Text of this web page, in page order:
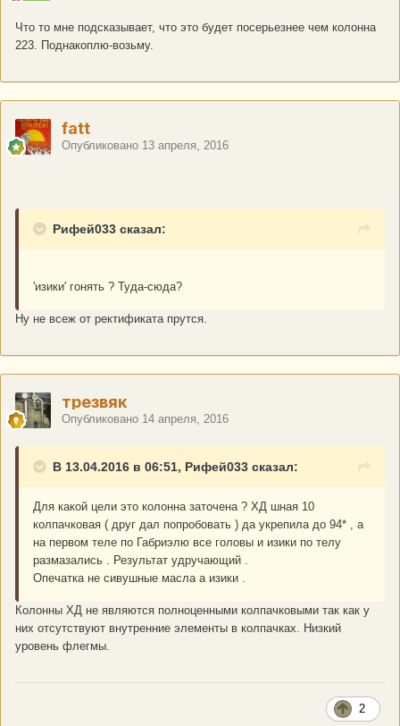
Что то мне подсказывает, что это будет посерьезнее чем колонна
223. Поднакоплю-возьму.
fatt
Опубликовано 13 апреля, 2016
Рифей033 сказал:
'изики' гонять ? Туда-сюда?
Ну не всеж от ректификата прутся.
трезвяк
Опубликовано 14 апреля, 2016
В 13.04.2016 в 06:51, Рифей033 сказал:
Для какой цели это колонна заточена ? ХД шная 10
колпачковая ( друг дал попробовать ) да укрепила до 94* , а
на первом теле по Габриэлю все головы и изики по телу
размазались . Результат удручающий .
Опечатка не сивушные масла а изики .
Колонны ХД не являются полноценными колпачковыми так как у
них отсутствуют внутренние элементы в колпачках. Низкий
уровень флегмы.
2